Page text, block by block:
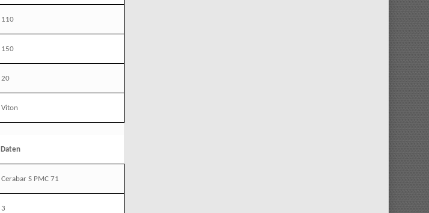
110
150
20
Viton
Daten
Cerabar S PMC 71
3